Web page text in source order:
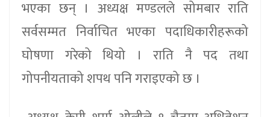
भएका छन् । अध्यक्ष मण्डलले सोमबार राति
सर्वसम्मत निर्वाचित भएका पदाधिकारीहरूको
घोषणा गरेको थियो । राति नै पद तथा
गोपनीयताको शपथ पनि गराइएको छ ।